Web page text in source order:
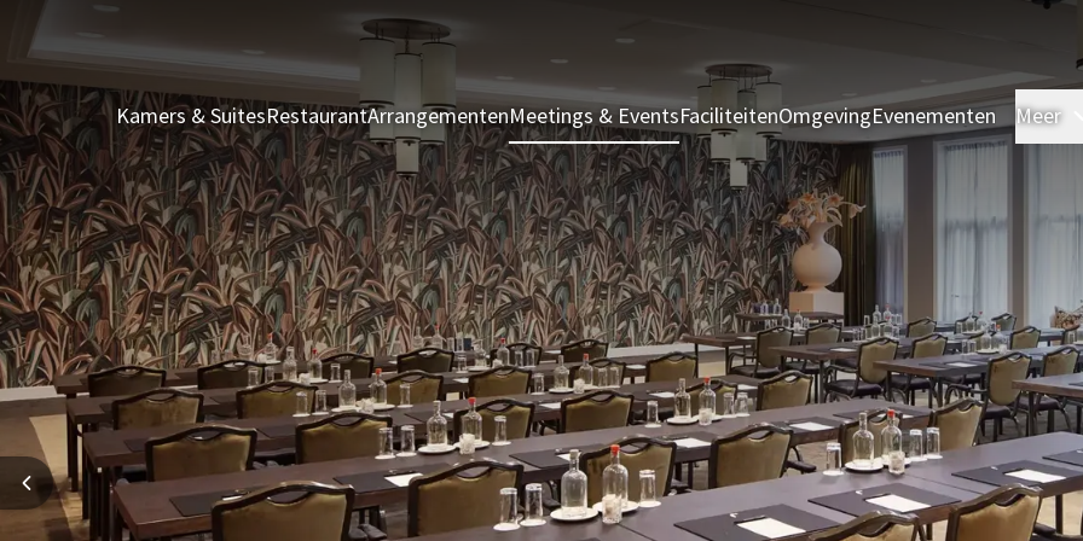
Kamers & SuitesRestaurantArrangementenMeetings & EventsFaciliteitenOmgevingEvenementen Meer